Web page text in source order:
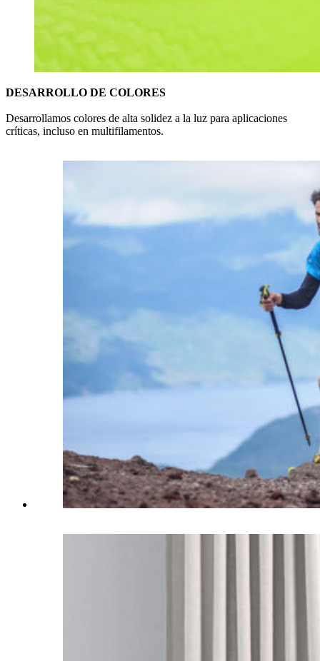
DESARROLLO DE COLORES
Desarrollamos colores de alta solidez a la luz para aplicaciones
críticas, incluso en multifilamentos.